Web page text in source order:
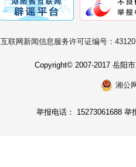
互联网新闻信息服务许可证编号：
Copyright© 2007-2017 岳阳
湘公
举报电话： 15273061688